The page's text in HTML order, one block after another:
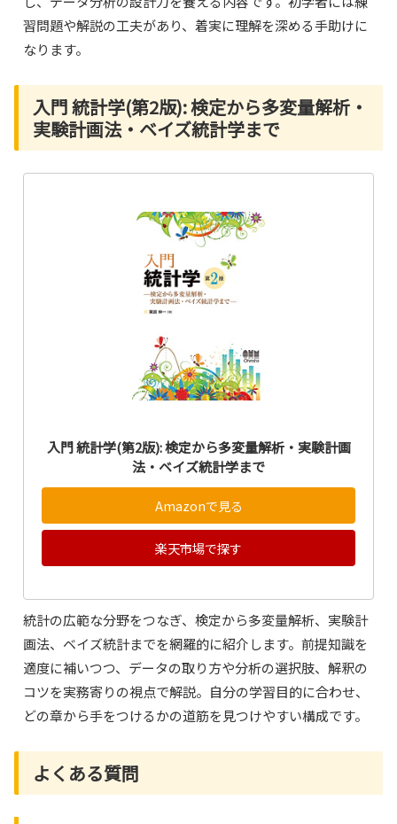
習問題や解説の工夫があり、着実に理解を深める手助けに
なります。
入門 統計学(第2版): 検定から多変量解析・
実験計画法・ベイズ統計学まで
入門 統計学(第2版): 検定から多変量解析・実験計画
法・ベイズ統計学まで
Amazonで見る
楽天市場で探す
統計の広範な分野をつなぎ、検定から多変量解析、実験計
画法、ベイズ統計までを網羅的に紹介します。前提知識を
適度に補いつつ、データの取り方や分析の選択肢、解釈の
コツを実務寄りの視点で解説。自分の学習目的に合わせ、
どの章から手をつけるかの道筋を見つけやすい構成です。
よくある質問